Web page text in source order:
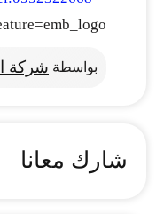
بواسطة شركة
شارك معانا